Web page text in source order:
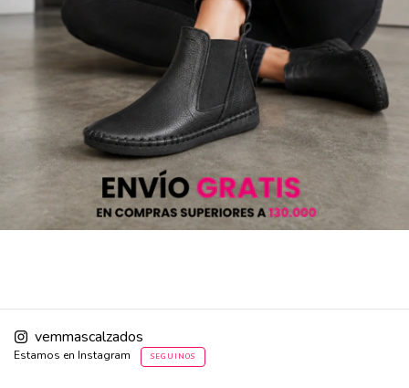
vemmascalzados
Estamos en Instagram SEGUINOS